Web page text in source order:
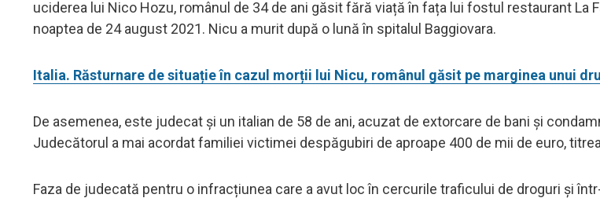
uciderea lui Nico Hozu, românul de 34 de ani găsit fără viață în fața lui fostul restaurant La
noaptea de 24 august 2021. Nicu a murit după o lună în spitalul Baggiovara.
Italia. Răsturnare de situație în cazul morții lui Nicu, românul găsit pe marginea unui
De asemenea, este judecat și un italian de 58 de ani, acuzat de extorcare de bani și
Judecătorul a mai acordat familiei victimei despăgubiri de aproape 400 de mii de euro,
Faza de judecată pentru o infracțiunea care a avut loc în cercurile traficului de droguri și